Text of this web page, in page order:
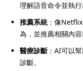
理解語音命令並執行
推薦系統：像
為，並推薦相關內容
醫療診斷：AI可以
診斷。